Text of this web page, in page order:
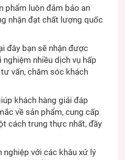
phẩm luôn đảm bảo an
nhận đạt chất lượng quốc
đây bạn sẽ nhận được
nghiệm nhiều dịch vụ hấp
vấn, chăm sóc khách
khách hàng giải đáp
về sản phẩm, cung cấp
cách trung thực nhất, đầy
nghiệp với các khâu xử lý